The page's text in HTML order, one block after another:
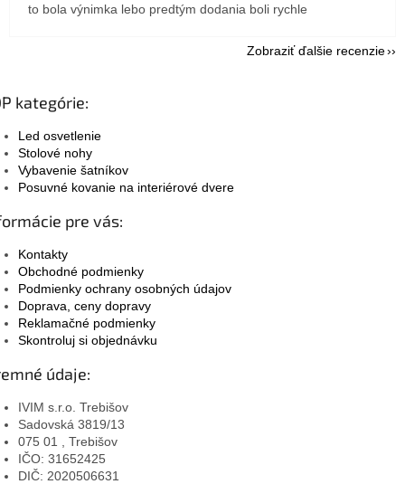
to bola výnimka lebo predtým dodania boli rychle
Zobraziť ďalšie recenzie
kategórie:
Led osvetlenie
Stolové nohy
Vybavenie šatníkov
Posuvné kovanie na interiérové dvere
pre vás:
Kontakty
Obchodné podmienky
Podmienky ochrany osobných údajov
Doprava, ceny dopravy
Reklamačné podmienky
Skontroluj si objednávku
údaje:
IVIM s.r.o. Trebišov
Sadovská 3819/13
075 01 , Trebišov
IČO: 31652425
DIČ: 2020506631